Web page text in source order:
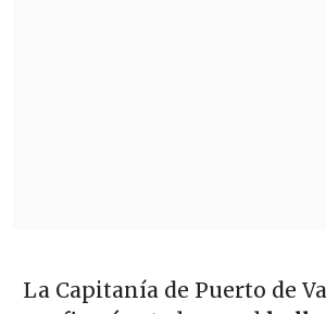
La Capitanía de Puerto de